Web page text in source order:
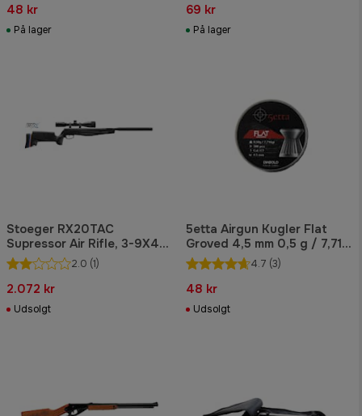
48 kr
På lager
69 kr
På lager
Stoeger RX20TAC
Supressor Air Rifle, 3-9X40
kikkertpakke, holdere og bi-
pod
2.0 (1)
2.072 kr
Udsolgt
5etta Airgun Kugler Flat
Groved 4,5 mm 0,5 g / 7,71
gr 500 stk.4.7 (3)
48 kr
Udsolgt